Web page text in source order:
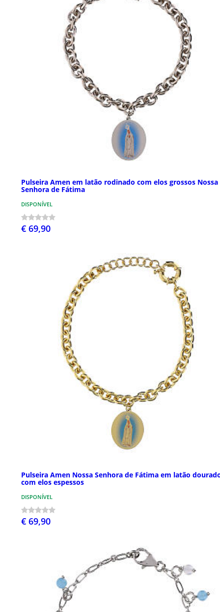
Pulseira Amen em latão rodinado com elos grossos Nossa
Senhora de Fátima
DISPONÍVEL
€ 69,90
Pulseira Amen Nossa Senhora de Fátima em latão
com elos espessos
DISPONÍVEL
€ 69,90